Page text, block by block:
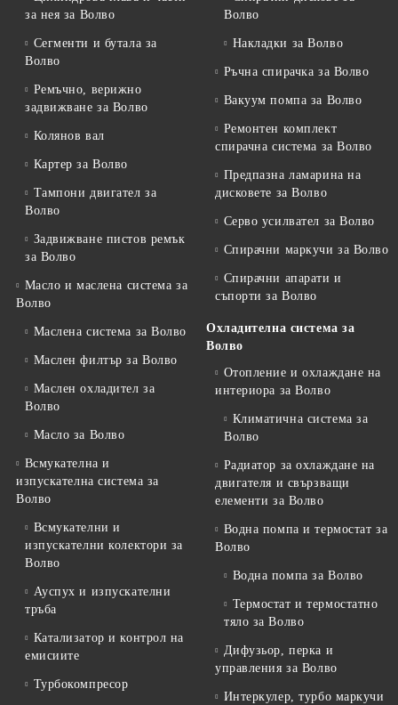
за нея за Волво
Сегменти и бутала за
Волво
Ремъчно, верижно
задвижване за Волво
Колянов вал
Картер за Волво
Тампони двигател за
Волво
Задвижване пистов ремък
за Волво
Масло и маслена система за
Волво
Маслена система за Волво
Маслен филтър за Волво
Маслен охладител за
Волво
Масло за Волво
Всмукателна и
изпускателна система за
Волво
Всмукателни и
изпускателни колектори за
Волво
Ауспух и изпускателни
тръба
Катализатор и контрол на
емисиите
Турбокомпресор
Волво
Накладки за Волво
Ръчна спирачка за Волво
Вакуум помпа за Волво
Ремонтен комплект
спирачна система за Волво
Предпазна ламарина на
дисковете за Волво
Серво усилвател за Волво
Спирачни маркучи за Волво
Спирачни апарати и
съпорти за Волво
Охладителна система за
Волво
Отопление и охлаждане на
интериора за Волво
Климатична система за
Волво
Радиатор за охлаждане на
двигателя и свързващи
елементи за Волво
Водна помпа и термостат за
Волво
Водна помпа за Волво
Термостат и термостатно
тяло за Волво
Дифузьор, перка и
управления за Волво
Интеркулер, турбо маркучи